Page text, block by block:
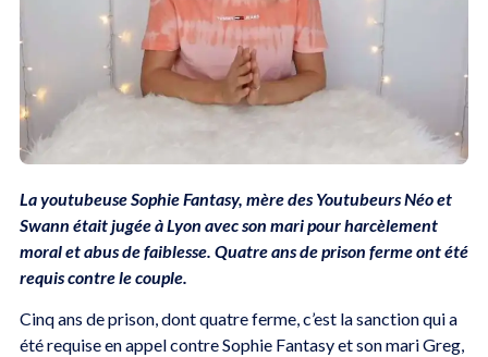
La youtubeuse Sophie Fantasy, mère des Youtubeurs Néo et
Swann était jugée à Lyon avec son mari pour harcèlement
moral et abus de faiblesse. Quatre ans de prison ferme ont été
requis contre le couple.
Cinq ans de prison, dont quatre ferme, c’est la sanction qui a
été requise en appel contre Sophie Fantasy et son mari Greg,